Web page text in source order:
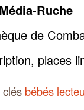
Média-Ruche
de
places
clés bébés